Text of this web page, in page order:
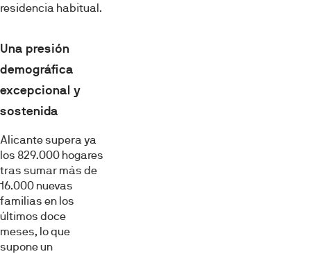
residencia habitual.
Una presión
demográfica
excepcional y
sostenida
Alicante supera ya
los 829.000 hogares
tras sumar más de
16.000 nuevas
familias en los
últimos doce
meses, lo que
supone un